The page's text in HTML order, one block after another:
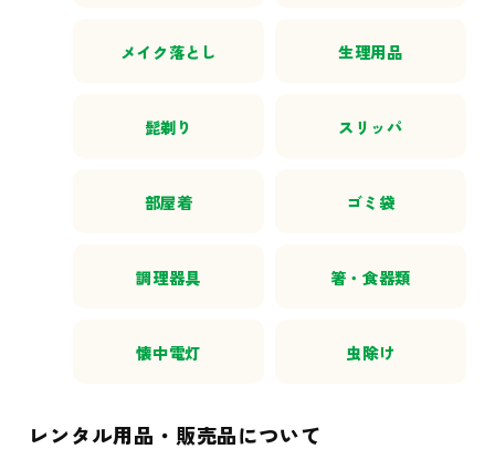
メイク落とし 生理用品
髭剃り スリッパ
部屋着 ゴミ袋
調理器具 箸・食器類
懐中電灯 虫除け
レンタル用品・販売品について